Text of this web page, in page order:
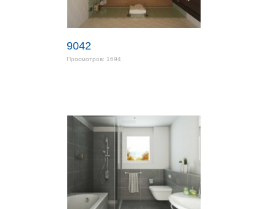
9042
Просмотров: 1694